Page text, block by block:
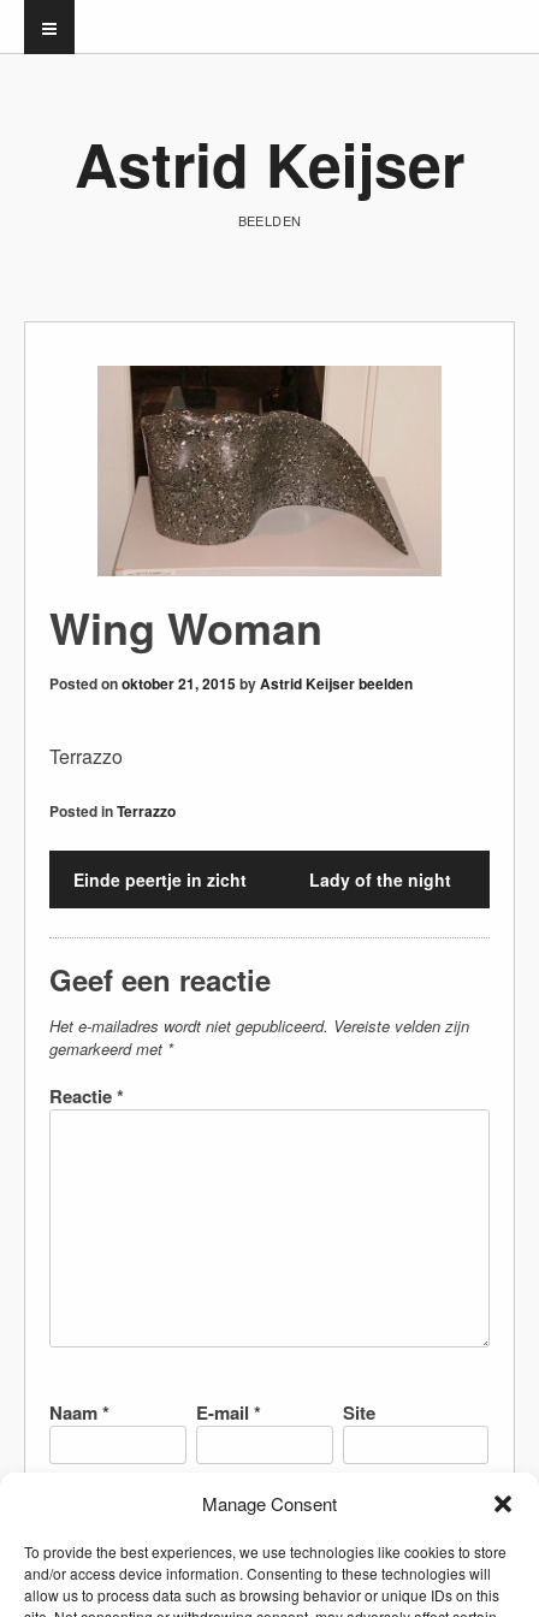
Manage Consent
To provide the best experiences, we use technologies like cookies to store
and/or access device information. Consenting to these technologies will
allow us to process data such as browsing behavior or unique IDs on this
Astrid Keijser
BEELDEN
Wing Woman
Posted onoktober 21, 2015byAstrid Keijser beelden
Terrazzo
Posted inTerrazzo
Einde peertje in zicht Lady of the night
Geef een reactie
Het e-mailadres wordt niet gepubliceerd. Vereiste velden zijn
gemarkeerd met *
Reactie*
Naam* E-mail * Site
voor de volgende keer wanneer ik een reactie
plaats.